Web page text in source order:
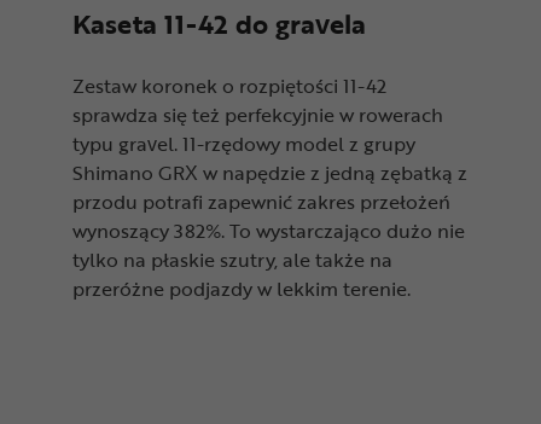
Kaseta 11-42 do gravela
Zestaw koronek o rozpiętości 11-42
sprawdza się też perfekcyjnie w rowerach
typu gravel. 11-rzędowy model z grupy
Shimano GRX w napędzie z jedną zębatką z
przodu potrafi zapewnić zakres przełożeń
wynoszący 382%. To wystarczająco dużo nie
tylko na płaskie szutry, ale także na
przeróżne podjazdy w lekkim terenie.